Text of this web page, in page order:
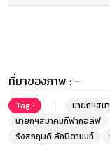
ที่มาของภาพ : -
Tag :
นายกฯสม
นายกฯสมาคมกีฬากอล์ฟ
รังสกฤษดิ์ ลักษิตานนท์